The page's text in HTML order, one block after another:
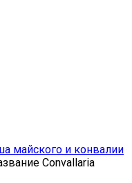
майского и конвалии
Convallaria